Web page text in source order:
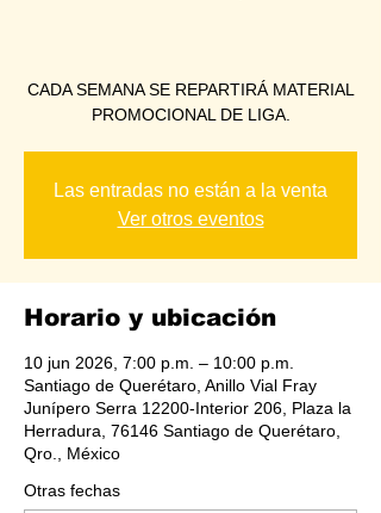
CADA SEMANA SE REPARTIRÁ MATERIAL
PROMOCIONAL DE LIGA.
Las entradas no están a la venta
Ver otros eventos
Horario y ubicación
10 jun 2026, 7:00 p.m. – 10:00 p.m.
Santiago de Querétaro, Anillo Vial Fray
Junípero Serra 12200-Interior 206, Plaza la
Herradura, 76146 Santiago de Querétaro,
Qro., México
Otras fechas